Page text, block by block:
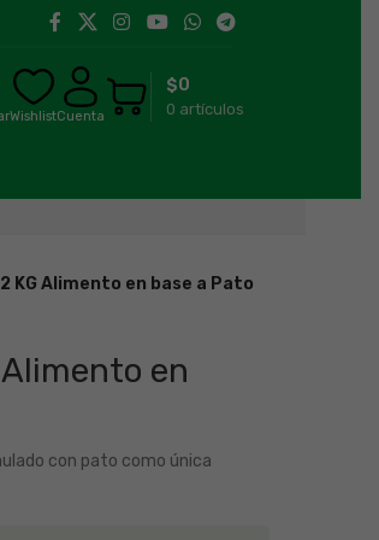
Llegamos a toda la región de Aysén.
WishlistCuenta 0 artículos
$0
12 KG Alimento en base a Pato
Alimento en
con pato como única